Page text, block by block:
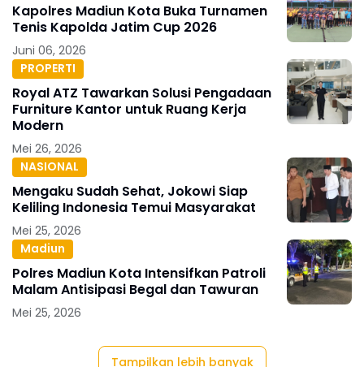
Kapolres Madiun Kota Buka Turnamen
Tenis Kapolda Jatim Cup 2026
Juni 06, 2026
PROPERTI
Royal ATZ Tawarkan Solusi Pengadaan
Furniture Kantor untuk Ruang Kerja
Modern
Mei 26, 2026
NASIONAL
Mengaku Sudah Sehat, Jokowi Siap
Keliling Indonesia Temui Masyarakat
Mei 25, 2026
Madiun
Polres Madiun Kota Intensifkan Patroli
Malam Antisipasi Begal dan Tawuran
Mei 25, 2026
Tampilkan lebih banyak